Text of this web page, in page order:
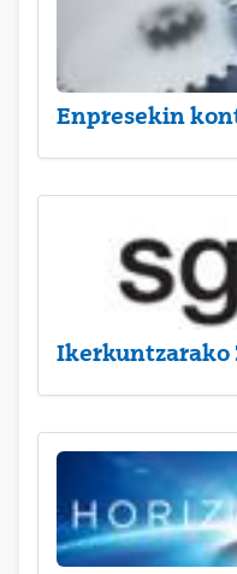
Enpresekin
Ikerkuntzarako